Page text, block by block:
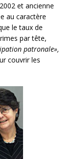
et ancienne
au caractère
le taux de
par tête,
patronale»,
couvrir les